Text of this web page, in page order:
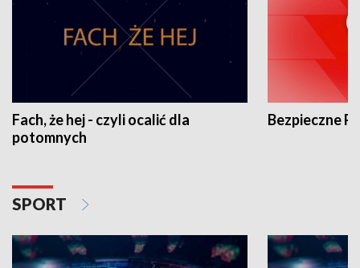
Fach, że hej - czyli ocalić dla
potomnych
Bezpieczne
SPORT